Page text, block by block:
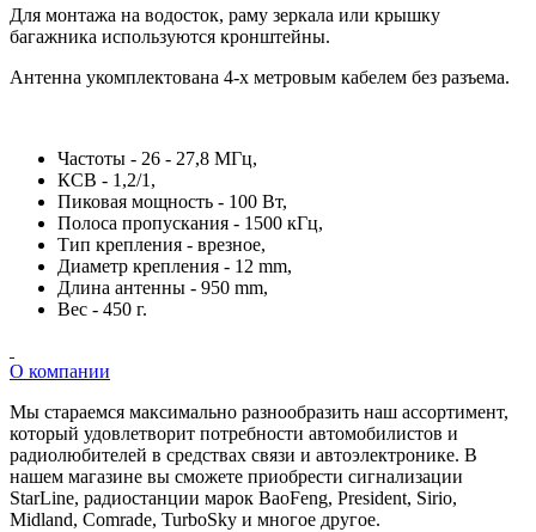
Для монтажа на водосток, раму зеркала или крышку
багажника используются кронштейны.
Антенна укомплектована 4-х метровым кабелем без разъема.
Частоты - 26 - 27,8 МГц,
КСВ - 1,2/1,
Пиковая мощность - 100 Вт,
Полоса пропускания - 1500 кГц,
Тип крепления - врезное,
Диаметр крепления - 12 mm,
Длина антенны - 950 mm,
Вес - 450 г.
О компании
Мы стараемся максимально разнообразить наш ассортимент,
который удовлетворит потребности автомобилистов и
радиолюбителей в средствах связи и автоэлектронике. В
нашем магазине вы сможете приобрести сигнализации
StarLine, радиостанции марок BaoFeng, President, Sirio,
Midland, Comrade, TurboSky и многое другое.